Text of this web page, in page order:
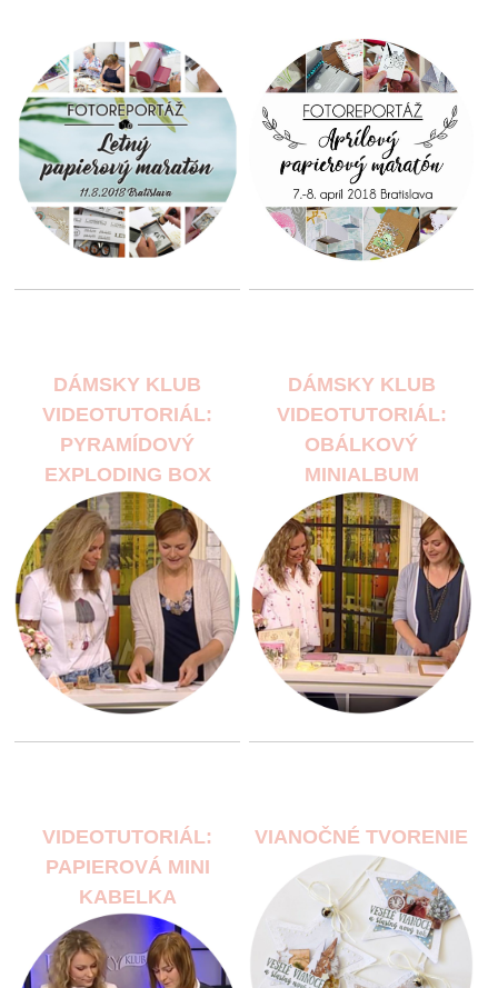
DÁMSKY KLUB
VIDEOTUTORIÁL:
PYRAMÍDOVÝ
EXPLODING BOX
DÁMSKY KLUB
VIDEOTUTORIÁL:
OBÁLKOVÝ
MINIALBUM
VIDEOTUTORIÁL:
PAPIEROVÁ MINI
KABELKA
VIANOČNÉ TVORENIE